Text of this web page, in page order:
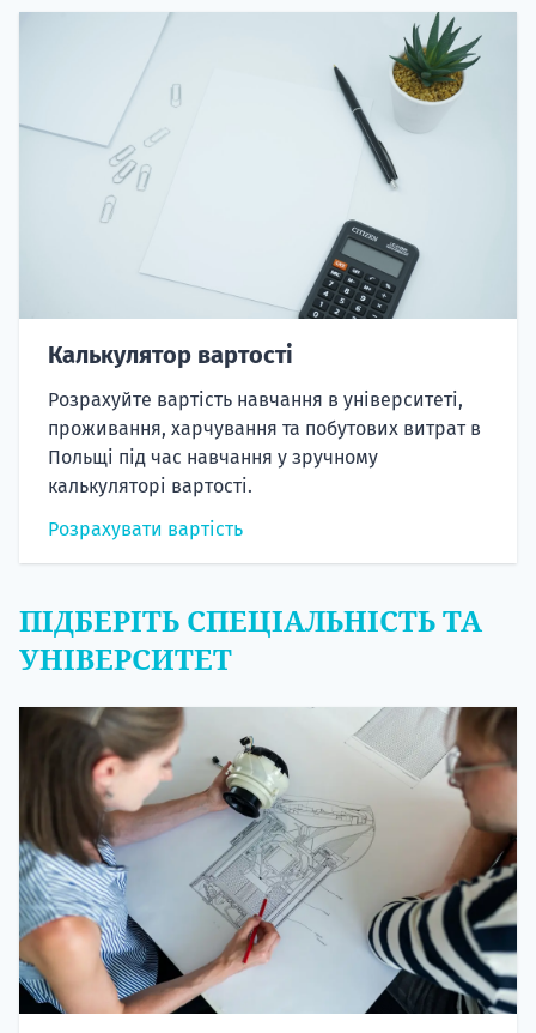
Калькулятор вартості
Розрахуйте вартість навчання в університеті,
проживання, харчування та побутових витрат в
Польщі під час навчання у зручному
калькуляторі вартості.
Розрахувати вартість
ПІДБЕРІТЬ СПЕЦІАЛЬНІСТЬ ТА
УНІВЕРСИТЕТ